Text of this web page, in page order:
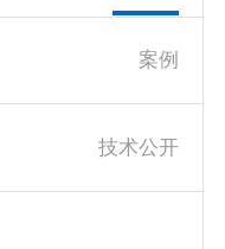
案例
技术公开